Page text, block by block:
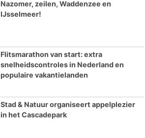
Nazomer, zeilen, Waddenzee en
IJsselmeer!
Flitsmarathon van start: extra
snelheidscontroles in Nederland en
populaire vakantielanden
Stad & Natuur organiseert appelplezier
in het Cascadepark